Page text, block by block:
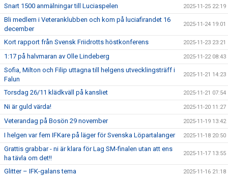
Snart 1500 anmälningar till Luciaspelen 2025-11-25 22:19
Bli medlem i Veteranklubben och kom på luciafirandet 16
december
2025-11-24 19:01
Kort rapport från Svensk Friidrotts höstkonferens 2025-11-23 23:21
1:17 på halvmaran av Olle Lindeberg 2025-11-22 08:43
Sofia, Milton och Filip uttagna till helgens utvecklingsträff i
Falun
2025-11-21 14:23
Torsdag 26/11 klädkväll på kansliet 2025-11-21 07:54
Ni är guld värda! 2025-11-20 11:27
Veterandag på Bosön 29 november 2025-11-19 13:42
I helgen var fem IFKare på läger för Svenska Löpartalanger 2025-11-18 20:50
Grattis grabbar - ni är klara för Lag SM-finalen utan att ens
ha tävla om det!!
2025-11-17 13:55
Glitter – IFK-galans tema 2025-11-16 21:18